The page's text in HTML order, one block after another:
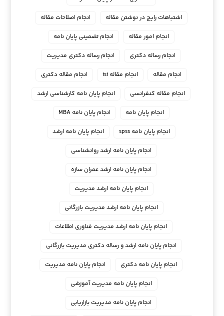
اشتباهات رایج در نوشتن مقاله
انجام اصلاحات مقاله
انجام امور مقاله
انجام تضمینی پایان نامه
انجام رساله دکتری
انجام رساله دکتری مدیریت
انجام مقاله
انجام مقاله isi
انجام مقاله دکتری
انجام مقاله کنفرانسی
انجام پايان نامه كارشناسي ارشد
انجام پایان نامه
انجام پایان نامه MBA
انجام پایان نامه spss
انجام پایان نامه ارشد
انجام پایان نامه ارشد روانشناسی
انجام پایان نامه ارشد عمران سازه
انجام پایان نامه ارشد مدیریت
انجام پایان نامه ارشد مدیریت بازرگانی
انجام پایان نامه ارشد مدیریت فناوری اطلاعات
انجام پایان نامه ارشد و رساله دکتری مدیریت بازرگانی
انجام پایان نامه دکتری
انجام پایان نامه مدیریت
انجام پایان نامه مدیریت آموزشی
انجام پایان نامه مدیریت بازاریابی